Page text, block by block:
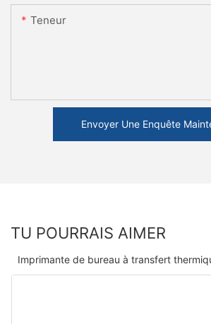
Teneur
Envoyer Une Enquête
TU POURRAIS AIMER
Imprimante de bureau à transfert